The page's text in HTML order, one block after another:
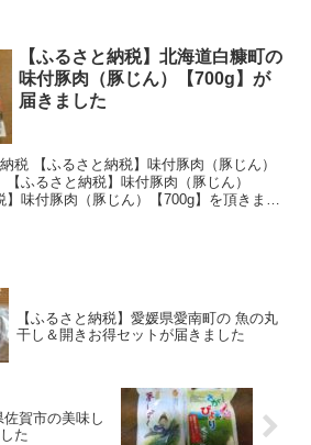
【ふるさと納税】北海道白糠町の
味付豚肉（豚じん）【700g】が
届きました
税 【ふるさと納税】味付豚肉（豚じん）
【ふるさと納税】味付豚肉（豚じん）
】味付豚肉（豚じん）【700g】を頂きまし
【ふるさと納税】愛媛県愛南町の 魚の丸
干し＆開きお得セットが届きました
佐賀市の美味し
た